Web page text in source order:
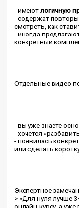
- имеютлогичную
- содержат
смотреть, как
- иногда
конкретный
Отдельные видео
- вы уже знаете
- хочется
- появилась
или сделать
Экспертное
> «Для нуля лучше
онлайн-курсу, а